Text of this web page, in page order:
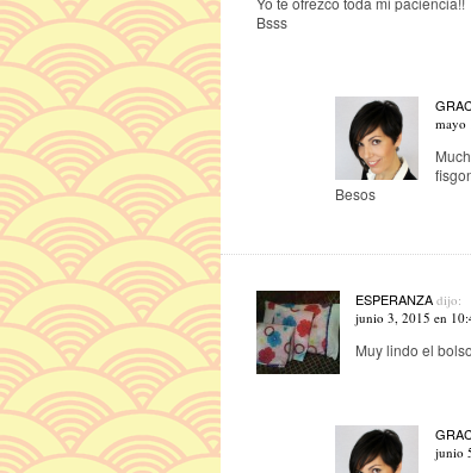
Bsss
mayo
Besos
ESPERANZA dijo:
junio 3, 2015 en
Muy lindo el
junio